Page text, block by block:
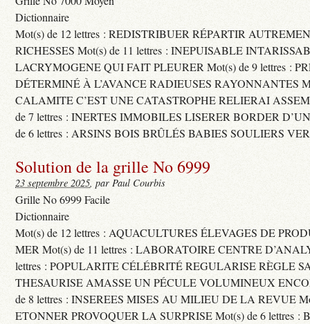
Dictionnaire
Mot(s) de 12 lettres : REDISTRIBUER RÉPARTIR
RICHESSES Mot(s) de 11 lettres : INEPUISABLE
LACRYMOGENE QUI FAIT PLEURER Mot(s) de 9 lettres :
DÉTERMINÉ À L’AVANCE RADIEUSES RAYONNANTES
CALAMITE C’EST UNE CATASTROPHE RELIERAI
de 7 lettres : INERTES IMMOBILES LISERER BORDER
de 6 lettres : ARSINS BOIS BRÛLÉS BABIES SOULIERS
Solution de la grille No 6999
23 septembre 2025, par Paul Courbis
Grille No 6999 Facile
Dictionnaire
Mot(s) de 12 lettres : AQUACULTURES ÉLEVAGES DE
MER Mot(s) de 11 lettres : LABORATOIRE CENTRE
lettres : POPULARITE CÉLÉBRITÉ REGULARISE RÈGLE
THESAURISE AMASSE UN PÉCULE VOLUMINEUX
de 8 lettres : INSEREES MISES AU MILIEU DE LA REVUE
ETONNER PROVOQUER LA SURPRISE Mot(s) de 6 lettres :